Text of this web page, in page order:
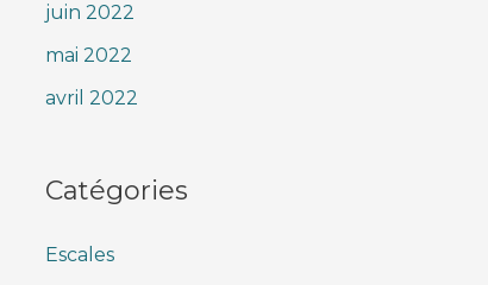
juin 2022
mai 2022
avril 2022
Catégories
Escales